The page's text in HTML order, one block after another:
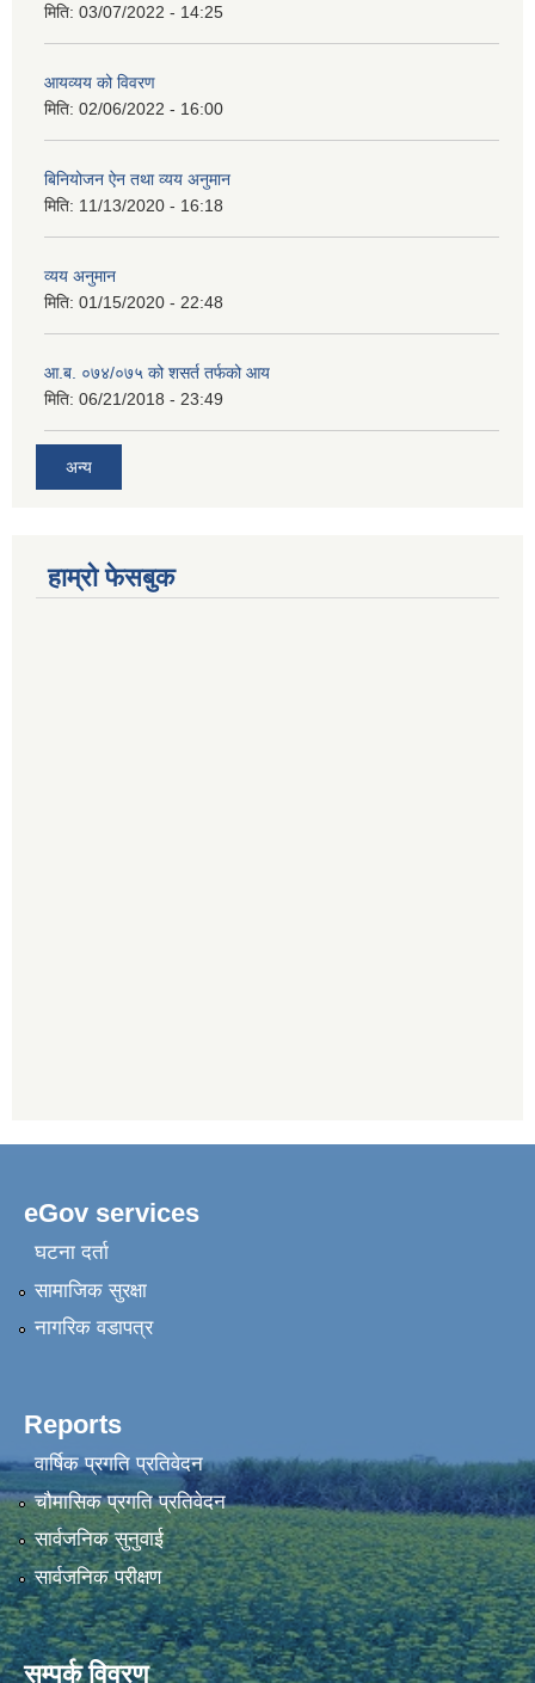
मिति: 03/07/2022 - 14:25
आयव्यय को विवरण
मिति: 02/06/2022 - 16:00
बिनियोजन ऐन तथा व्यय अनुमान
मिति: 11/13/2020 - 16:18
व्यय अनुमान
मिति: 01/15/2020 - 22:48
आ.ब. ०७४/०७५ को शसर्त तर्फको आय
मिति: 06/21/2018 - 23:49
अन्य
हाम्रो फेसबुक
eGov services
घटना दर्ता
सामाजिक सुरक्षा
नागरिक वडापत्र
Reports
वार्षिक प्रगति प्रतिवेदन
चौमासिक प्रगति प्रतिवेदन
सार्वजनिक सुनुवाई
सार्वजनिक परीक्षण
सम्पर्क विवरण